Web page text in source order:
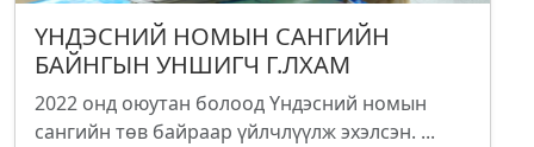
ҮНДЭСНИЙ НОМЫН САНГИЙН
БАЙНГЫН УНШИГЧ Г.ЛХАМ
2022 онд оюутан болоод Үндэсний номын
сангийн төв байраар үйлчлүүлж эхэлсэн. ...